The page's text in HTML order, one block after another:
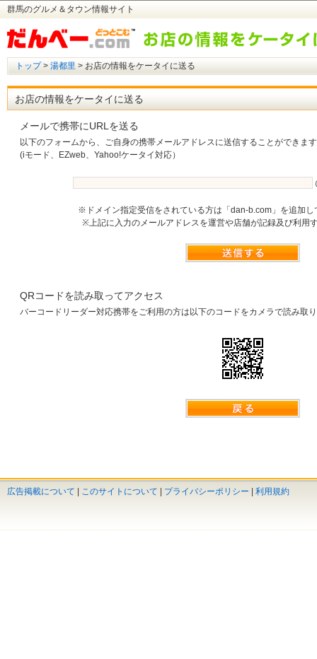
群馬のグルメ＆タウン情報サイト
トップ> 湯都里 > お店の情報をケータイに送る
お店の情報をケータイに送る
メールで携帯にURLを送る
以下のフォームから、ご自身の携帯メールアドレスに送信することができま
(iモード、EZweb、Yahoo!ケータイ対応）
※ドメイン指定受信をされている方は「dan-b.com」を追加し
※上記に入力のメールアドレスを運営や店舗が記録及び利用
QRコードを読み取ってアクセス
バーコードリーダー対応携帯をご利用の方は以下のコードをカメラで読み取
広告掲載について このサイトについて プライバシーポリシー 利用規約